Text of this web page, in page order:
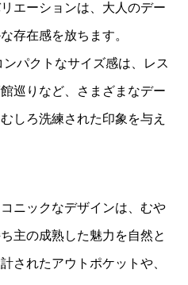
エーションは、大人のデー
存在感を放ちます。
パクトなサイズ感は、レス
巡りなど、さまざまなデー
しろ洗練された印象を与え
ニックなデザインは、むや
主の成熟した魅力を自然と
されたアウトポケットや、